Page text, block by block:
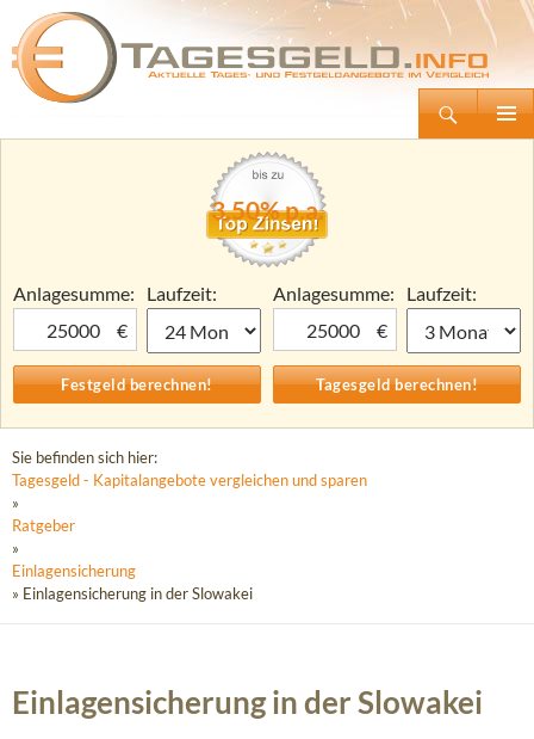
Tagesgeld.info – Tagesgeldkonten vergleichen und Tagesgeld-Zinsen berechnen
Zum
3,50% p.a.
Anlagesumme:
€
Laufzeit:
Anlagesumme:
€
Laufzeit:
Sie befinden sich hier:
Tagesgeld - Kapitalangebote vergleichen und sparen
»
Ratgeber
»
Einlagensicherung
» Einlagensicherung in der Slowakei
Einlagensicherung in der Slowakei